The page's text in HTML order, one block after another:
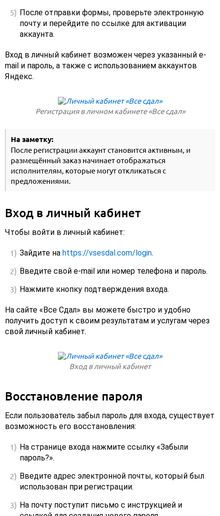
После отправки формы, проверьте электронную
почту и перейдите по ссылке для активации
аккаунта.
Вход в личный кабинет возможен через указанный e-
mail и пароль, а также с использованием аккаунтов
Яндекс.
Регистрация в личном кабинете «Все сдал»
На заметку:
После регистрации аккаунт становится активным, и
размещённый заказ начинает отображаться
исполнителям, которые могут откликаться с
предложениями.
Вход в личный кабинет
Чтобы войти в личный кабинет:
Зайдите на https://vsesdal.com/login.
Введите свой e-mail или номер телефона и пароль.
Нажмите кнопку подтверждения входа.
На сайте «Все Сдал» вы можете быстро и удобно
получить доступ к своим результатам и услугам через
свой личный кабинет.
Вход в личный кабинет
Восстановление пароля
Если пользователь забыл пароль для входа, существует
возможность его восстановления:
На странице входа нажмите ссылку «Забыли
пароль?».
Введите адрес электронной почты, который был
использован при регистрации.
На почту поступит письмо с инструкцией и